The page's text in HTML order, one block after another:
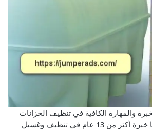
والمهارة الكافية في تنظيف الخزانات
بالخرج وذلك لأنها لديها خبرة أكثر من 13 عام في تنظيف وغسيل